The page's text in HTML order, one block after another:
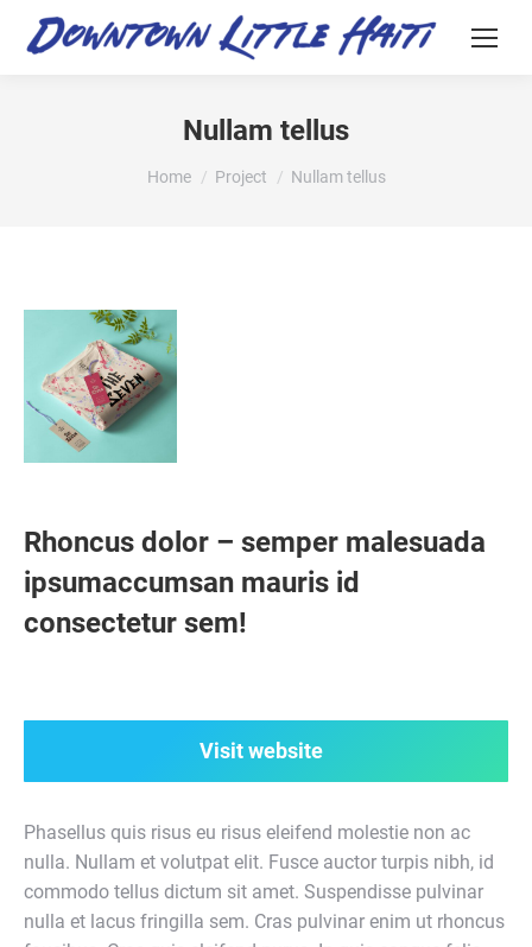
Nullam tellus
You are here:
Home Project Nullam tellus
Rhoncus dolor – semper malesuada
ipsumaccumsan mauris id
consectetur sem!
Visit website
Phasellus quis risus eu risus eleifend molestie non ac
nulla. Nullam et volutpat elit. Fusce auctor turpis nibh, id
commodo tellus dictum sit amet. Suspendisse pulvinar
nulla et lacus fringilla sem. Cras pulvinar enim ut rhoncus